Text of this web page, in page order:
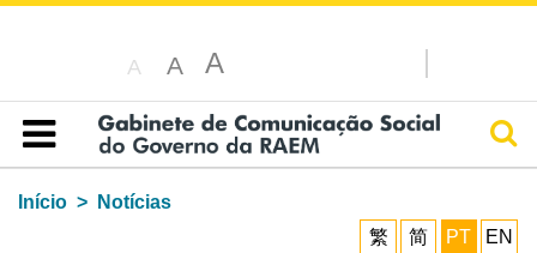
A A A
Índice
Início
Notícias
繁
简 PT EN